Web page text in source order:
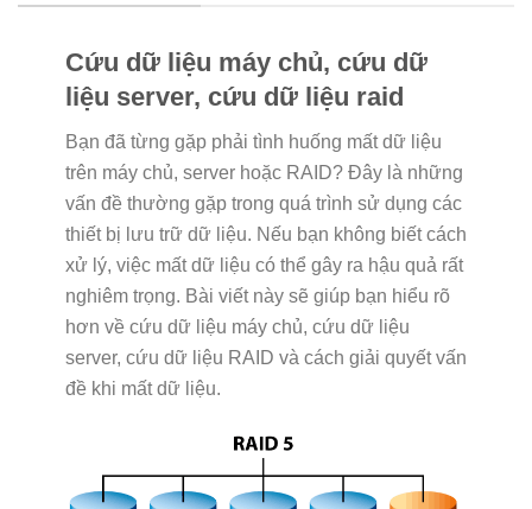
Cứu dữ liệu máy chủ, cứu dữ
liệu server, cứu dữ liệu raid
Bạn đã từng gặp phải tình huống mất dữ liệu
trên máy chủ, server hoặc RAID? Đây là những
vấn đề thường gặp trong quá trình sử dụng các
thiết bị lưu trữ dữ liệu. Nếu bạn không biết cách
xử lý, việc mất dữ liệu có thể gây ra hậu quả rất
nghiêm trọng. Bài viết này sẽ giúp bạn hiểu rõ
hơn về cứu dữ liệu máy chủ, cứu dữ liệu
server, cứu dữ liệu RAID và cách giải quyết vấn
đề khi mất dữ liệu.